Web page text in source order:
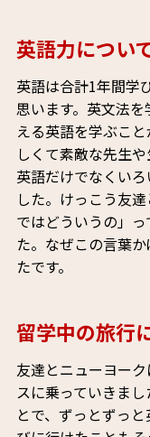
英語力につい
英語は合計1年間学
思います。英文法
える英語を学ぶこ
しくて素敵な先生
英語だけでなくい
した。けっこう友
ではどういうの」
た。なぜこの言葉
たです。
留学中の旅行
友達とニューヨー
スに乗っていきま
とで、ずっとずっ